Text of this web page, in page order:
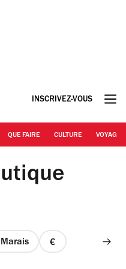
INSCRIVEZ-VOUS
QUE FAIRE CULTURE VOYAGE
Marais
prix